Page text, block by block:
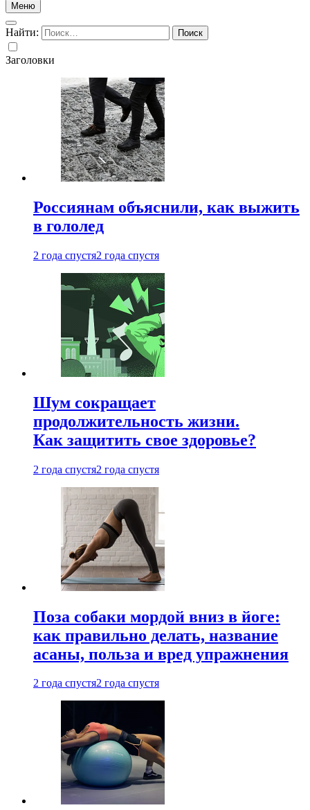
Меню
Найти:
Заголовки
Россиянам объяснили, как выжить
в гололед
2 года спустя2 года спустя
Шум сокращает
продолжительность жизни.
Как защитить свое здоровье?
2 года спустя2 года спустя
Поза собаки мордой вниз в йоге:
как правильно делать, название
асаны, польза и вред упражнения
2 года спустя2 года спустя